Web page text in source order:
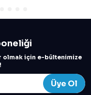
olmak için e-bültenimize
Üye Ol